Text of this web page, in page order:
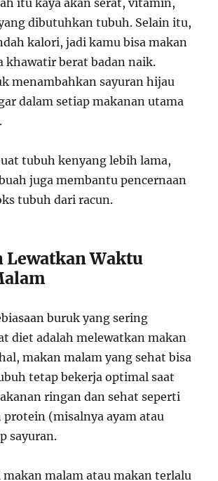
itu kaya akan serat, vitamin,
dibutuhkan tubuh. Selain itu,
kalori, jadi kamu bisa makan
khawatir berat badan naik.
menambahkan sayuran hijau
dalam setiap makanan utama
tubuh kenyang lebih lama,
juga membantu pencernaan
tubuh dari racun.
Lewatkan Waktu
buruk yang sering
diet adalah melewatkan makan
makan malam yang sehat bisa
tetap bekerja optimal saat
ringan dan sehat seperti
protein (misalnya ayam atau
sayuran.
malam atau makan terlalu